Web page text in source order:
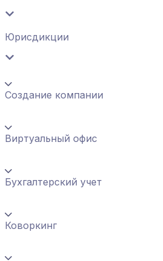
Юрисдикции
Создание компании
Виртуальный офис
Бухгалтерский учет
Коворкинг